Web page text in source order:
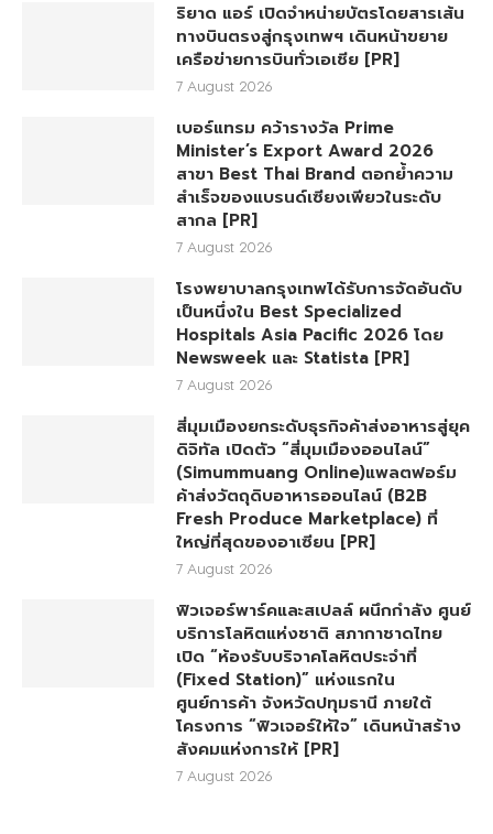
ริยาด แอร์ เปิดจำหน่ายบัตรโดยสารเส้น
ทางบินตรงสู่กรุงเทพฯ เดินหน้าขยาย
เครือข่ายการบินทั่วเอเชีย [PR]
7 August 2026
เบอร์แทรม คว้ารางวัล Prime
Minister’s Export Award 2026
สาขา Best Thai Brand ตอกย้ำความ
สำเร็จของแบรนด์เซียงเพียวในระดับ
สากล [PR]
7 August 2026
โรงพยาบาลกรุงเทพได้รับการจัดอันดับ
เป็นหนึ่งใน Best Specialized
Hospitals Asia Pacific 2026 โดย
Newsweek และ Statista [PR]
7 August 2026
สี่มุมเมืองยกระดับธุรกิจค้าส่งอาหารสู่ยุค
ดิจิทัล เปิดตัว “สี่มุมเมืองออนไลน์”
(Simummuang Online)แพลตฟอร์ม
ค้าส่งวัตถุดิบอาหารออนไลน์ (B2B
Fresh Produce Marketplace) ที่
ใหญ่ที่สุดของอาเซียน [PR]
7 August 2026
ฟิวเจอร์พาร์คและสเปลล์ ผนึกกำลัง ศูนย์
บริการโลหิตแห่งชาติ สภากาชาดไทย
เปิด “ห้องรับบริจาคโลหิตประจำที่
(Fixed Station)” แห่งแรกใน
ศูนย์การค้า จังหวัดปทุมธานี ภายใต้
โครงการ “ฟิวเจอร์ให้ใจ” เดินหน้าสร้าง
สังคมแห่งการให้ [PR]
7 August 2026